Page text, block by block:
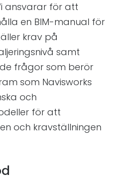
ansvarar för att
en BIM-manual för
krav på
samt
frågor som berör
som Navisworks
och
för att
och kravställningen